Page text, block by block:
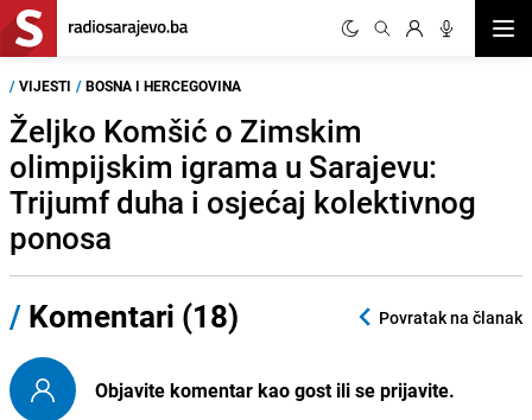
/ VIJESTI / BOSNA I HERCEGOVINA
Željko Komšić o Zimskim
olimpijskim igrama u Sarajevu:
Trijumf duha i osjećaj kolektivnog
ponosa
/ Komentari (18) Povratak na članak
Objavite komentar kao gost ili se prijavite.